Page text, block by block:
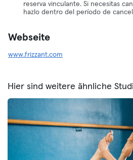
reserva vinculante. Si necesitas
hazlo dentro del período de
Webseite
www.frizzant.com
Hier sind weitere ähnliche